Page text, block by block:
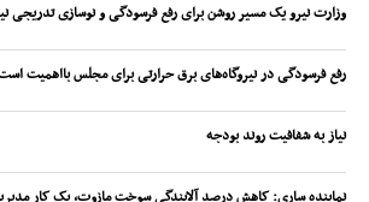
وزارت نیرو یک مسیر روشن برای رفع فرسودگی و نوسازی تدریجی
رفع فرسودگی در نیروگاه‌های برق حرارتی برای مجلس بااهمیت
نیاز به شفافیت روند بودجه
نماینده ساری: کاهش درصد آلایندگی سوخت مازوت، یک کار